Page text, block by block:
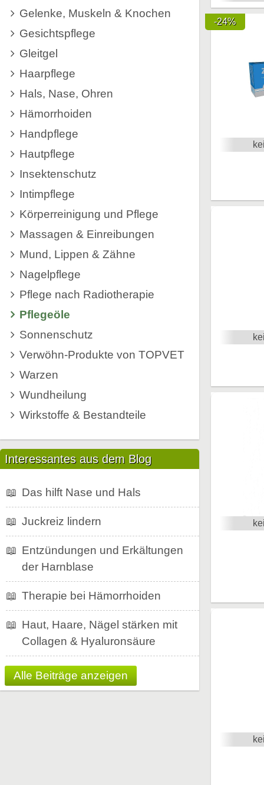
-24%
Gelenke, Muskeln & Knochen
Gesichtspflege
Gleitgel
Haarpflege
Hals, Nase, Ohren
Hämorrhoiden
Handpflege
Hautpflege
Insektenschutz
Intimpflege
Körperreinigung und Pflege
Massagen & Einreibungen
Mund, Lippen & Zähne
Nagelpflege
Pflege nach Radiotherapie
Pflegeöle
Sonnenschutz
Verwöhn-Produkte von TOPVET
Warzen
Wundheilung
Wirkstoffe & Bestandteile
Interessantes aus dem Blog
📖 Das hilft Nase und Hals
📖 Juckreiz lindern
📖 Entzündungen und Erkältungen
der Harnblase
📖 Therapie bei Hämorrhoiden
📖 Haut, Haare, Nägel stärken mit
Collagen & Hyaluronsäure
Alle Beiträge anzeigen